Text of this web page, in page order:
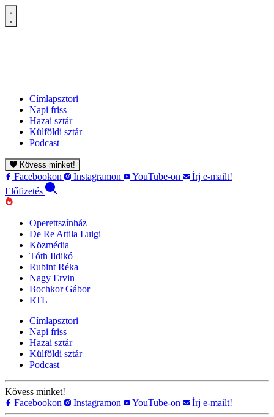
Címlapsztori
Napi friss
Hazai sztár
Külföldi sztár
Podcast
Kövess minket!
Facebookon Instagramon YouTube-on
Írj e-mailt!
Előfizetés
Operettszínház
De Re Attila Luigi
Közmédia
Tóth Ildikó
Rubint Réka
Nagy Ervin
Bochkor Gábor
RTL
Címlapsztori
Napi friss
Hazai sztár
Külföldi sztár
Podcast
Kövess minket!
Facebookon
Instagramon YouTube-on Írj e-mailt!